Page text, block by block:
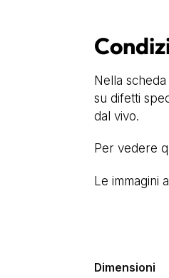
Nella
su difetti
dal vivo.
Per vedere
Le immagini
Dimensioni